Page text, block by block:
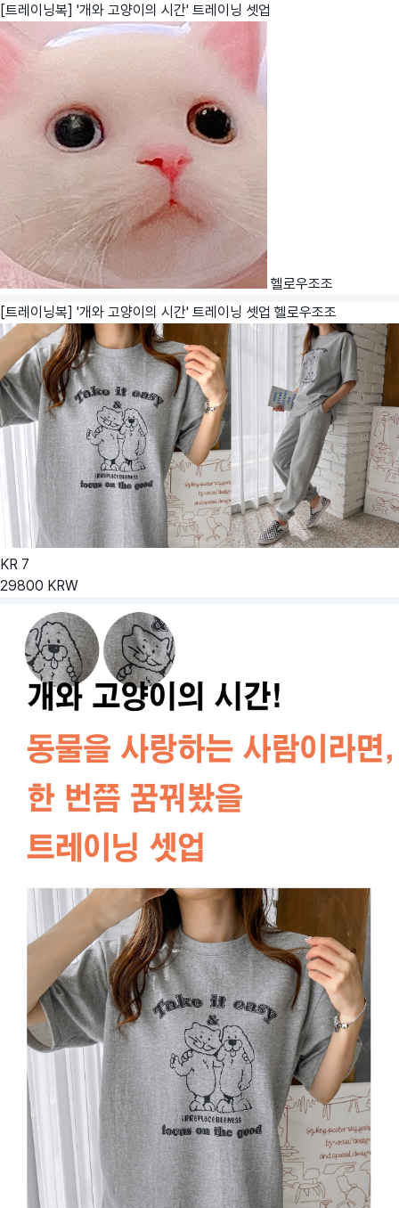
[트레이닝복] '개와 고양이의 시간' 트레이닝 셋업
헬로우조조
[트레이닝복] '개와 고양이의 시간' 트레이닝 셋업 헬로우조조
KR 7
29800 KRW